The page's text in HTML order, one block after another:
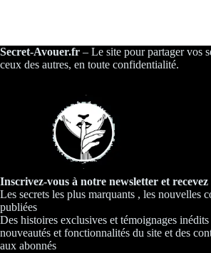
Secret-Avouer.fr – Le site pour partager vos
ceux des autres, en toute confidentialité.
Inscrivez-vous à notre newsletter et recevez
Les secrets les plus marquants , les nouvelles
publiées
Des histoires exclusives et témoignages inédits
nouveautés et fonctionnalités du site et des
aux abonnés